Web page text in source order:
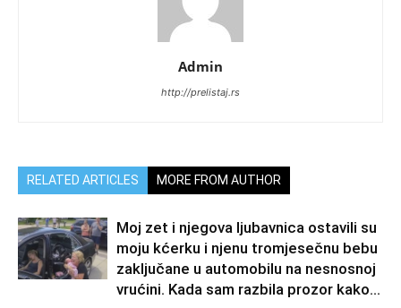
Admin
http://prelistaj.rs
RELATED ARTICLES MORE FROM AUTHOR
Moj zet i njegova ljubavnica ostavili su
moju kćerku i njenu tromjesečnu bebu
zaključane u automobilu na nesnosnoj
vrućini. Kada sam razbila prozor kako...